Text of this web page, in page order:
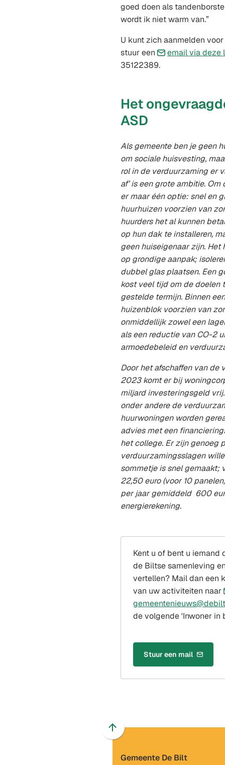
goed doen als
wordt ik niet warm van.”
U kunt zich aanmelden
stuur een
email via deze
35122389.
Het
ASD
Als gemeente ben je geen
om sociale huisvesting,
rol in de verduurzaming er
af’ is een grote ambitie.
er maar één optie: snel en
huurhuizen voorzien van
huurders het al kunnen
op hun dak te installeren,
geen huiseigenaar zijn.
op grondige aanpak;
dubbel glas plaatsen. Een
kost veel tijd om de doelen
gestelde termijn. Binnen
huizenblok voorzien van
onmiddellijk zowel een
als een reductie van CO-2
armoedebeleid en
Door het afschaffen van de
2023 komt er bij
miljard investeringsgeld
onder andere de
huurwoningen worden
advies met een
het college. Er zijn genoeg
verduurzamingsslagen
sommetje is snel gemaakt;
22,50 euro (voor 10
per jaar gemiddeld 600
energierekening.
Kent u of bent u iemand
de Biltse samenleving
vertellen? Mail dan een
van uw activiteiten naar
de volgende 'Inwoner in
Stuur een mail
(Verwijst
een
Scroll
boven
Gemeente De Bilt